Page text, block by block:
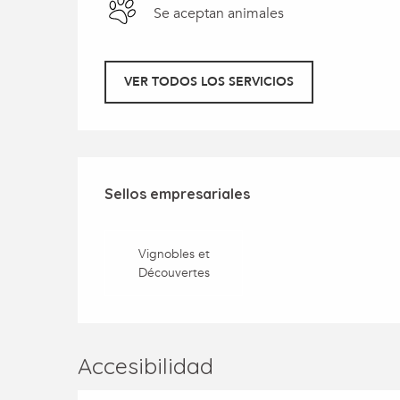
Se aceptan animales
VER TODOS LOS SERVICIOS
Oferta de
Sellos empresariales
Sellos empresariales
Vignobles et
Découvertes
Accesibilidad